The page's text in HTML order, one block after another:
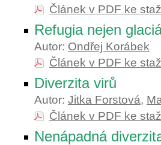
Článek v PDF ke
Refugia nejen
Autor: Ondřej Korábek
Článek v PDF ke
Diverzita virů
Autor: Jitka Forstová,
Článek v PDF ke
Nenápadná